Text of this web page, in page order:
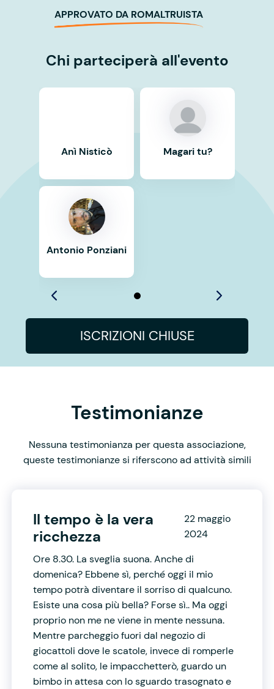
APPROVATO DA ROMALTRUISTA
Chi parteciperà all'evento
Anì Nisticò
Antonio Ponziani
Magari tu?
ISCRIZIONI CHIUSE
Testimonianze
Nessuna testimonianza per questa associazione,
queste testimonianze si riferscono ad attività simili
Il tempo è la vera
ricchezza
22 maggio
2024
Ore 8.30. La sveglia suona. Anche di
domenica? Ebbene sì, perché oggi il mio
tempo potrà diventare il sorriso di qualcuno.
Esiste una cosa più bella? Forse sì.. Ma oggi
proprio non me ne viene in mente nessuna.
Mentre parcheggio fuori dal negozio di
giocattoli dove le scatole, invece di romperle
come al solito, le impacchetterò, guardo un
bimbo in attesa con lo sguardo trasognato e